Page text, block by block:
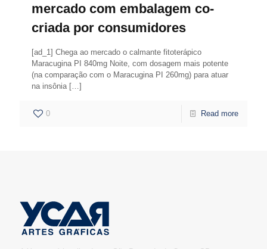
mercado com embalagem co-
criada por consumidores
[ad_1] Chega ao mercado o calmante fitoterápico
Maracugina PI 840mg Noite, com dosagem mais potente
(na comparação com o Maracugina PI 260mg) para atuar
na insônia […]
0 Read more